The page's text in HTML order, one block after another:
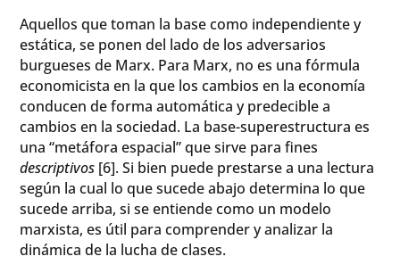
Aquellos que toman la base como independiente y
estática, se ponen del lado de los adversarios
burgueses de Marx. Para Marx, no es una fórmula
economicista en la que los cambios en la economía
conducen de forma automática y predecible a
cambios en la sociedad. La base-superestructura es
una “metáfora espacial” que sirve para fines
descriptivos [6]. Si bien puede prestarse a una lectura
según la cual lo que sucede abajo determina lo que
sucede arriba, si se entiende como un modelo
marxista, es útil para comprender y analizar la
dinámica de la lucha de clases.